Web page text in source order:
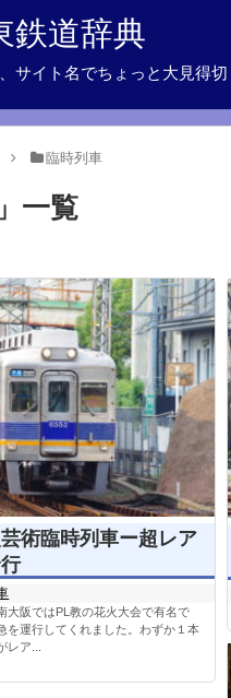
鉄道辞典
サイト名でちょっと大見得切
臨時列車
」 一覧
術臨時列車ー超レア
大阪ではPL教の花火大会で有名で
を運行してくれました。わずか１本
ア...